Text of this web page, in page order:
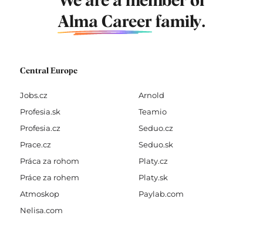
Alma Career family.
Central Europe
Jobs.cz
Profesia.sk
Profesia.cz
Prace.cz
Práca za rohom
Práce za rohem
Atmoskop
Nelisa.com
Arnold
Teamio
Seduo.cz
Seduo.sk
Platy.cz
Platy.sk
Paylab.com